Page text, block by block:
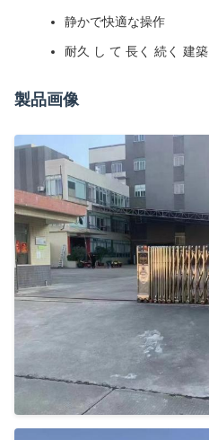
静かで快適な操作
耐久 し て 長く 続く 建築
製品画像